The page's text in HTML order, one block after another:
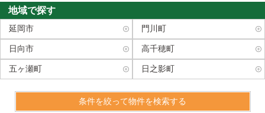
地域で探す
条件を絞って物件を検索する